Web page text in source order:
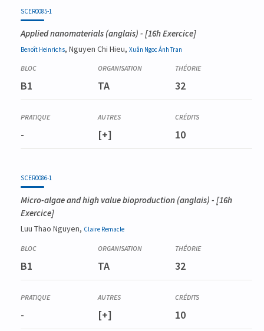
SCER0085-1
Applied nanomaterials (anglais) - [16h Exercice]
Benoît Heinrichs, Nguyen Chi Hieu, Xuân Ngoc ÁnhTran
B1 TA 32
- [+] 10
SCER0086-1
Micro-algae and high value bioproduction (anglais) - [16h
Exercice]
Luu Thao Nguyen, Claire Remacle
B1 TA 32
- [+] 10